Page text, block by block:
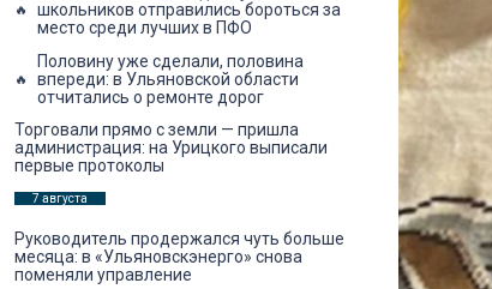
школьников отправились бороться за
место среди лучших в ПФО
Половину уже сделали, половина
впереди: в Ульяновской области
отчитались о ремонте дорог
Торговали прямо с земли — пришла
администрация: на Урицкого выписали
первые протоколы
7 августа
Руководитель продержался чуть больше
месяца: в «Ульяновскэнерго» снова
поменяли управление